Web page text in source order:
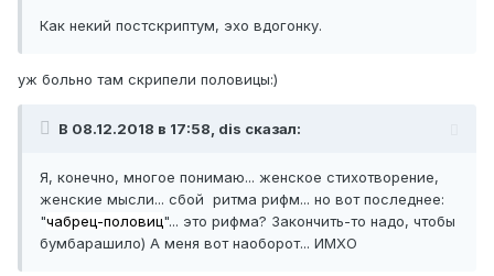
Как некий постскриптум, эхо вдогонку.
уж больно там скрипели половицы:)
В 08.12.2018 в 17:58, dis сказал:
Я, конечно, многое понимаю... женское стихотворение,
женские мысли... сбой ритма рифм... но вот последнее:
"чабрец-половиц"... это рифма? Закончить-то надо, чтобы
бумбарашило) А меня вот наоборот... ИМХО